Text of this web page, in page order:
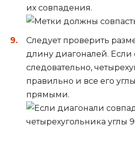
их совпадения.
Следует проверить
длину диагоналей. Если
следовательно,
правильно и все его
прямыми.